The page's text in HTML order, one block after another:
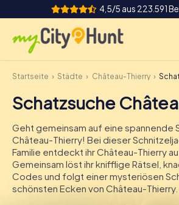
4,5/5 aus 223.591
So funktioniert's
Städte
Touren
Teamevent
Tickets
Startseite Städte Château-Thierry
Schatzsuche
Geht gemeinsam auf eine spannende
Château-Thierry! Bei dieser
Familie entdeckt ihr Château-Thierry
Gemeinsam löst ihr knifflige Rätsel,
Codes und folgt einer mysteriösen
schönsten Ecken von Château-Thierry.